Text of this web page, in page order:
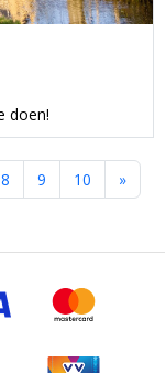
doen!
8 9 10 »